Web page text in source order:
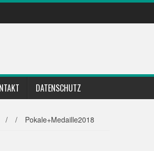
DATENSCHUTZ
/ / Pokale+Medaille2018